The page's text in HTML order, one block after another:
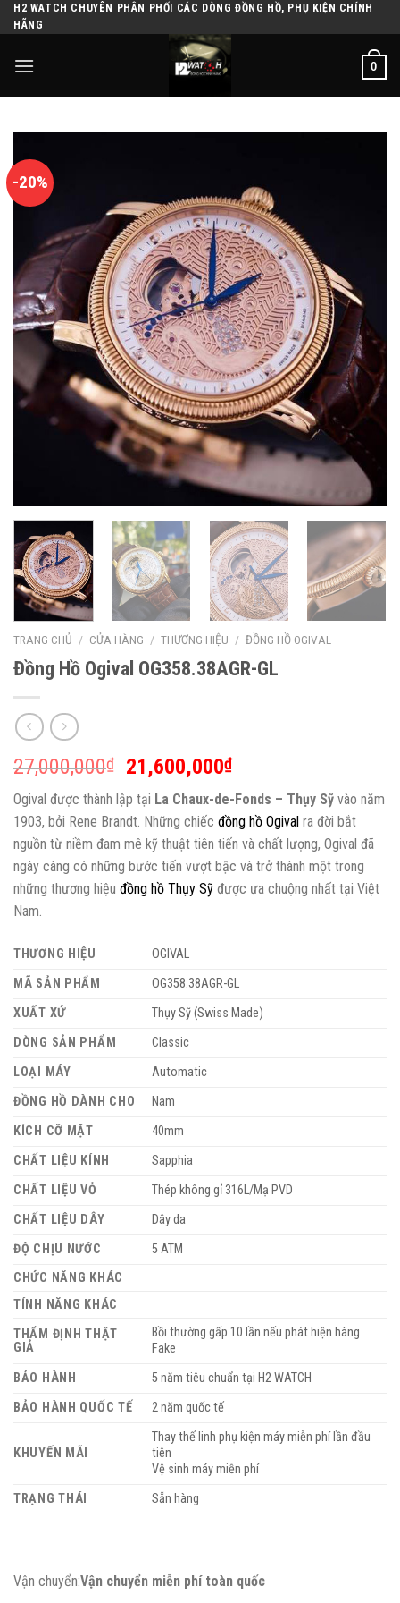
Skip
to
content
H2 WATCH CHUYÊN PHÂN PHỐI CÁC DÒNG ĐỒNG HỒ, PHỤ KIỆN CHÍNH
HÃNG
0
-20%
TRANG CHỦ / CỬA HÀNG / THƯƠNG HIỆU / ĐỒNG HỒ OGIVAL
Đồng Hồ Ogival OG358.38AGR-GL
27,000,000₫ 21,600,000₫
Ogival được thành lập tại La Chaux-de-Fonds – Thụy Sỹ vào năm
1903, bởi Rene Brandt. Những chiếc đồng hồ Ogival ra đời bắt
nguồn từ niềm đam mê kỹ thuật tiên tiến và chất lượng, Ogival đã
ngày càng có những bước tiến vượt bậc và trở thành một trong
những thương hiệu đồng hồ Thụy Sỹ được ưa chuộng nhất tại Việt
Nam.
THƯƠNG HIỆU
OGIVAL
MÃ SẢN PHẨM
OG358.38AGR-GL
XUẤT XỨ
Thụy Sỹ (Swiss Made)
DÒNG SẢN PHẨM
Classic
LOẠI MÁY
Automatic
ĐỒNG HỒ DÀNH CHO
Nam
KÍCH CỠ MẶT
40mm
CHẤT LIỆU KÍNH
Sapphia
CHẤT LIỆU VỎ
Thép không gỉ 316L/Mạ PVD
CHẤT LIỆU DÂY
Dây da
ĐỘ CHỊU NƯỚC
5 ATM
CHỨC NĂNG KHÁC
TÍNH NĂNG KHÁC
THẨM ĐỊNH THẬT
GIẢ
Bồi thường gấp 10 lần nếu phát hiện hàng
Fake
BẢO HÀNH
5 năm tiêu chuẩn tại H2 WATCH
BẢO HÀNH QUỐC TẾ
2 năm quốc tế
KHUYẾN MÃI
Thay thế linh phụ kiện máy miễn phí lần đầu
tiên
Vệ sinh máy miễn phí
TRẠNG THÁI
Sẵn hàng
Vận chuyển:Vận chuyển miễn phí toàn quốc